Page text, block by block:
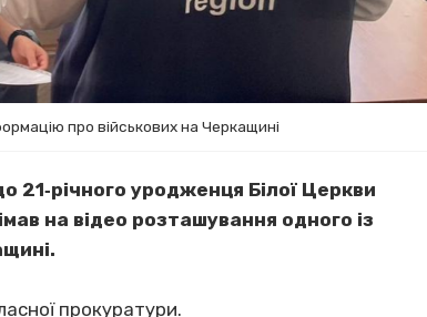
про військових на Черкащині
уродженця Білої Церкви
на відео розташування одного із
прокуратури.